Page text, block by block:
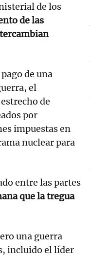
de los
de las
de una
el
de
por
impuestas en
nuclear para
entre las partes
que la tregua
una guerra
incluido el líder